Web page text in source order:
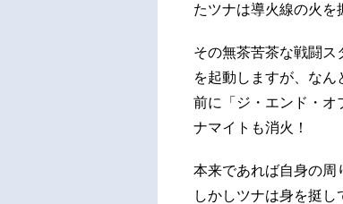
たツナは導火線の火を
その無茶苦茶な戦闘ス
を起動しますが、な
前に「ジ・エンド・
ナマイトも消火！
本来であれば自身の周
しかしツナは身を挺し